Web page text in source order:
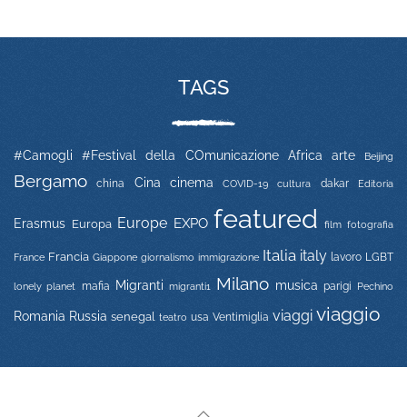
TAGS
#Camogli #Festival della COmunicazione Africa arte Beijing
Bergamo china Cina cinema COVID-19 cultura dakar Editoria
Erasmus Europa Europe EXPO featured film fotografia
France Francia Giappone giornalismo immigrazione Italia italy lavoro LGBT
lonely planet mafia Migranti migranti1 Milano musica parigi Pechino
Romania Russia senegal teatro usa Ventimiglia viaggi viaggio